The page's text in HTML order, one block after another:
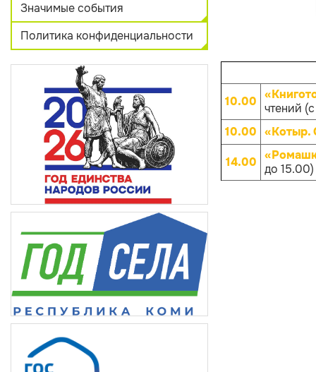
Значимые события
Политика конфиденциальности
10.00 чтений
10.00 «Котыр.
14.00 до 15.00)